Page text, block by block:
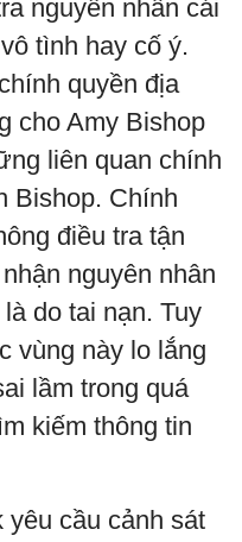
nguyên nhân cái
tình hay cố ý.
quyền địa
cho Amy Bishop
liên quan chính
Bishop. Chính
điều tra tận
nguyên nhân
do tai nạn. Tuy
vùng này lo lắng
lầm trong quá
kiếm thông tin
yêu cầu cảnh sát